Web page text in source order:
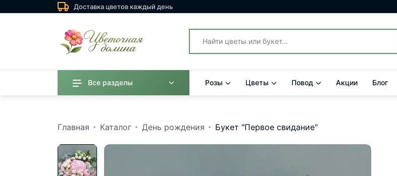
Доставка цветов каждый день
Все разделы Розы Цветы Повод Акции Блог
Главная Каталог День рождения Букет "Первое свидание"